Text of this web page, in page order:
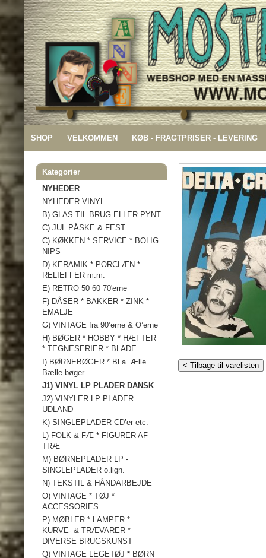
SHOP VELKOMMEN KØB - FRAGTPRISER - LEVERING
Kategorier
NYHEDER
NYHEDER VINYL
B) GLAS TIL BRUG ELLER PYNT
C) JUL PÅSKE & FEST
C) KØKKEN * SERVICE * BOLIG
NIPS
D) KERAMIK * PORCLÆN *
RELIEFFER m.m.
E) RETRO 50 60 70'erne
F) DÅSER * BAKKER * ZINK *
EMALJE
G) VINTAGE fra 90’erne & O’erne
H) BØGER * HOBBY * HÆFTER
* TEGNESERIER * BLADE
I) BØRNEBØGER * Bl.a. Ælle
Bælle bøger
J1) VINYL LP PLADER DANSK
J2) VINYLER LP PLADER
UDLAND
K) SINGLEPLADER CD’er etc.
L) FOLK & FÆ * FIGURER AF
TRÆ
M) BØRNEPLADER LP -
SINGLEPLADER o.lign.
N) TEKSTIL & HÅNDARBEJDE
O) VINTAGE * TØJ *
ACCESSORIES
P) MØBLER * LAMPER *
KURVE- & TRÆVARER *
DIVERSE BRUGSKUNST
Q) VINTAGE LEGETØJ * BØRN
< Tilbage til varelisten